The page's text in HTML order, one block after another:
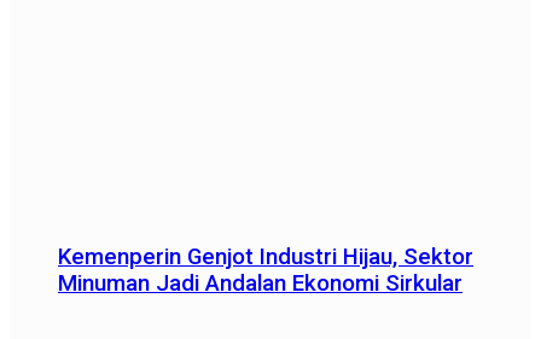
Kemenperin Genjot Industri Hijau, Sektor
Minuman Jadi Andalan Ekonomi Sirkular